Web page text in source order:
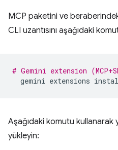
MCP paketini ve
CLI uzantısını aşağıdaki
# Gemini extension
gemini extensions
Aşağıdaki komutu kullanarak
yükleyin: